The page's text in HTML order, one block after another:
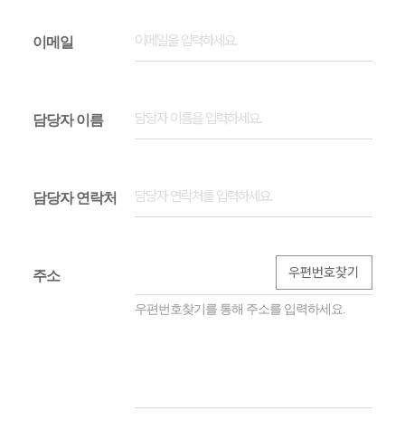
이메일
담당자 이름
담당자 연락처
주소 우편번호찾기
우편번호찾기를 통해 주소를 입력하세요.